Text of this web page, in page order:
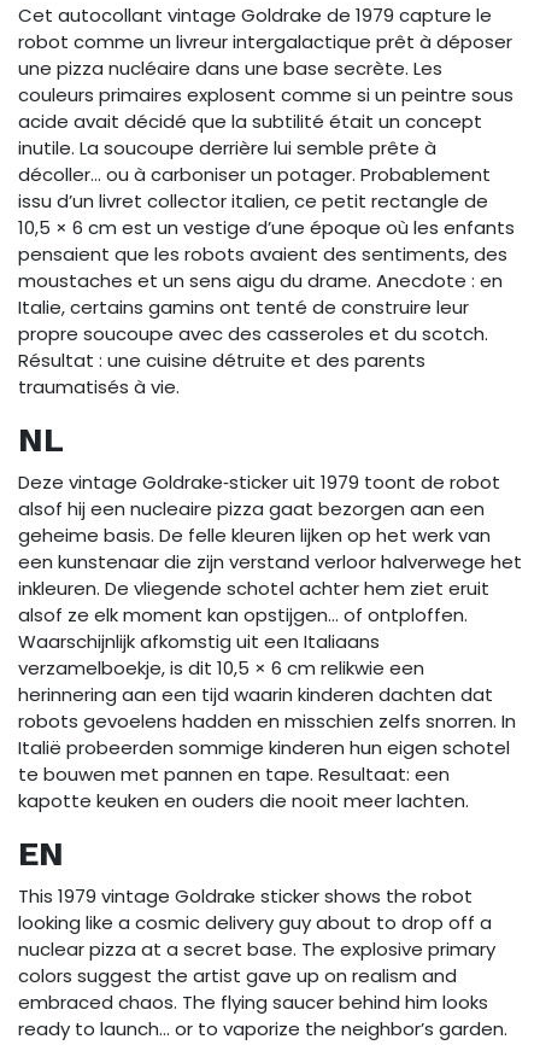
Cet autocollant vintage Goldrake de 1979 capture le
robot comme un livreur intergalactique prêt à déposer
une pizza nucléaire dans une base secrète. Les
couleurs primaires explosent comme si un peintre sous
acide avait décidé que la subtilité était un concept
inutile. La soucoupe derrière lui semble prête à
décoller… ou à carboniser un potager. Probablement
issu d’un livret collector italien, ce petit rectangle de
10,5 × 6 cm est un vestige d’une époque où les enfants
pensaient que les robots avaient des sentiments, des
moustaches et un sens aigu du drame. Anecdote : en
Italie, certains gamins ont tenté de construire leur
propre soucoupe avec des casseroles et du scotch.
Résultat : une cuisine détruite et des parents
traumatisés à vie.
NL
Deze vintage Goldrake‑sticker uit 1979 toont de robot
alsof hij een nucleaire pizza gaat bezorgen aan een
geheime basis. De felle kleuren lijken op het werk van
een kunstenaar die zijn verstand verloor halverwege het
inkleuren. De vliegende schotel achter hem ziet eruit
alsof ze elk moment kan opstijgen… of ontploffen.
Waarschijnlijk afkomstig uit een Italiaans
verzamelboekje, is dit 10,5 × 6 cm relikwie een
herinnering aan een tijd waarin kinderen dachten dat
robots gevoelens hadden en misschien zelfs snorren. In
Italië probeerden sommige kinderen hun eigen schotel
te bouwen met pannen en tape. Resultaat: een
kapotte keuken en ouders die nooit meer lachten.
EN
This 1979 vintage Goldrake sticker shows the robot
looking like a cosmic delivery guy about to drop off a
nuclear pizza at a secret base. The explosive primary
colors suggest the artist gave up on realism and
embraced chaos. The flying saucer behind him looks
ready to launch… or to vaporize the neighbor’s garden.